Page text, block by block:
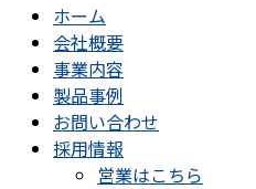
ホーム
会社概要
事業内容
製品事例
お問い合わせ
採用情報
営業はこちら